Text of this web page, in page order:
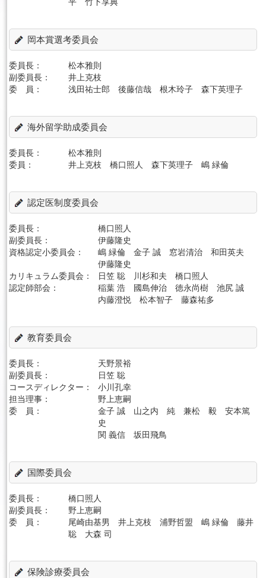
岡本賞選考委員会
委員長：
松本雅則
副委員長：
井上克枝
委 員：
浅田祐士郎 後藤信哉 根木玲子 森下英理子
海外留学助成委員会
委員長：
松本雅則
委員：
井上克枝 橋口照人 森下英理子 嶋 緑倫
認定医制度委員会
委員長：
橋口照人
副委員長：
伊藤隆史
資格認定小委員会：
嶋 緑倫 金子 誠 窓岩清治 和田英夫
伊藤隆史
カリキュラム委員会：
日笠 聡 川杉和夫 橋口照人
認定師部会：
稲葉 浩 國島伸治 徳永尚樹 池尻 誠
内藤澄悦 松本智子 藤森祐多
教育委員会
委員長：
天野景裕
副委員長：
日笠 聡
コースディレクター：
小川孔幸
担当理事：
野上恵嗣
委 員：
金子 誠 山之内 純 兼松 毅 安本篤
史
関 義信 坂田飛鳥
国際委員会
委員長：
橋口照人
副委員長：
野上恵嗣
委 員：
尾崎由基男 井上克枝 浦野哲盟 嶋 緑倫 藤井
聡 大森 司
保険診療委員会